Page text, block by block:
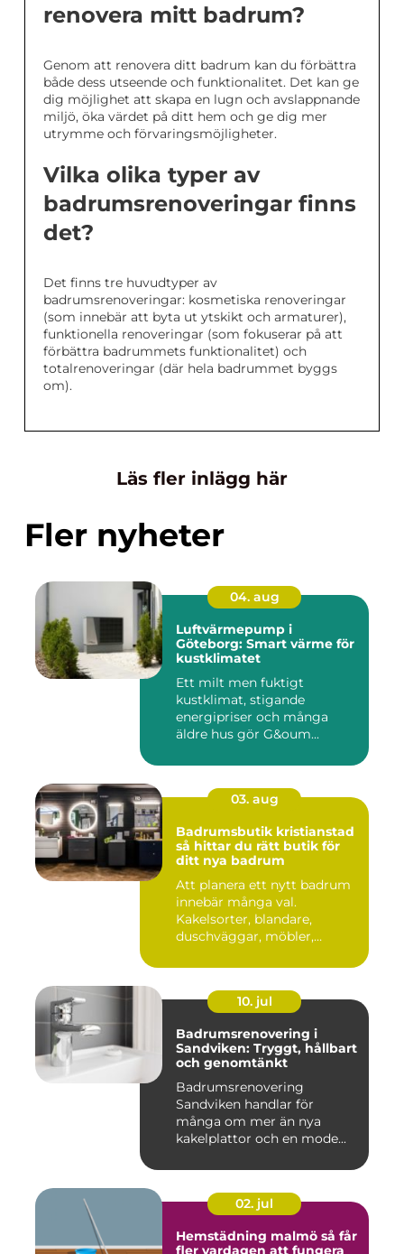
renovera mitt badrum?
Genom att renovera ditt badrum kan du förbättra
både dess utseende och funktionalitet. Det kan ge
dig möjlighet att skapa en lugn och avslappnande
miljö, öka värdet på ditt hem och ge dig mer
utrymme och förvaringsmöjligheter.
Vilka olika typer av
badrumsrenoveringar finns
det?
Det finns tre huvudtyper av
badrumsrenoveringar: kosmetiska renoveringar
(som innebär att byta ut ytskikt och armaturer),
funktionella renoveringar (som fokuserar på att
förbättra badrummets funktionalitet) och
totalrenoveringar (där hela badrummet byggs
om).
Läs fler inlägg här
Fler nyheter
04. aug
Luftvärmepump i
Göteborg: Smart värme för
kustklimatet
Ett milt men fuktigt
kustklimat, stigande
energipriser och många
äldre hus gör G&oum...
03. aug
Badrumsbutik kristianstad
så hittar du rätt butik för
ditt nya badrum
Att planera ett nytt badrum
innebär många val.
Kakelsorter, blandare,
duschväggar, möbler,
10. jul
Badrumsrenovering i
Sandviken: Tryggt, hållbart
och genomtänkt
Badrumsrenovering
Sandviken handlar för
många om mer än nya
kakelplattor och en mode...
02. jul
Hemstädning malmö så får
fler vardagen att fungera